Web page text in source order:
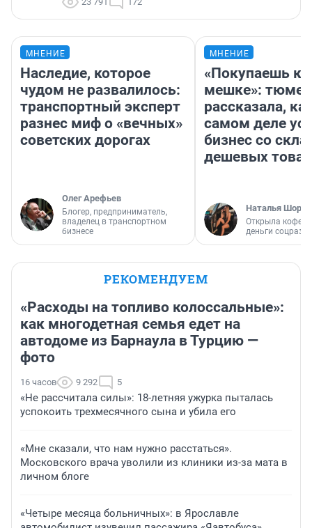
МНЕНИЕ
Наследие, которое
чудом не развалилось:
транспортный эксперт
разнес миф о «вечных»
советских дорогах
Олег Арефьев
Блогер, предприниматель,
владелец в транспортном
бизнесе
МНЕНИЕ
«Покупаешь
мешке»:
рассказала,
самом деле
бизнес со
дешевых
Наталья
Открыла
деньги
РЕКОМЕНДУЕМ
«Расходы на топливо колоссальные»:
как многодетная семья едет на
автодоме из Барнаула в Турцию —
фото
16 часов 9 292 5
«Не рассчитала силы»: 18-летняя ужурка пыталась
успокоить трехмесячного сына и убила его
«Мне сказали, что нам нужно расстаться».
Московского врача уволили из клиники из-за мата в
личном блоге
«Четыре месяца больничных»: в Ярославле